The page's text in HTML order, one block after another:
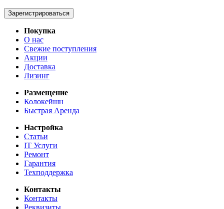
Зарегистрироваться
Покупка
О нас
Свежие поступления
Акции
Доставка
Лизинг
Размещение
Колокейшн
Быстрая Аренда
Настройка
Статьи
IT Услуги
Ремонт
Гарантия
Техподдержка
Контакты
Контакты
Реквизиты